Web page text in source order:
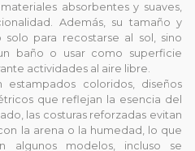
absorbentes y suaves,
Además, su tamaño y
para recostarse al sol, sino
baño o usar como superficie
actividades al aire libre.
estampados coloridos, diseños
que reflejan la esencia del
las costuras reforzadas evitan
la arena o la humedad, lo que
algunos modelos, incluso se